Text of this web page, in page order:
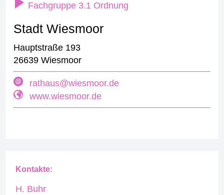
Fachgruppe 3.1 Ordnung
Stadt Wiesmoor
Hauptstraße 193
26639 Wiesmoor
rathaus@wiesmoor.de
www.wiesmoor.de
Kontakte:
H. Buhr